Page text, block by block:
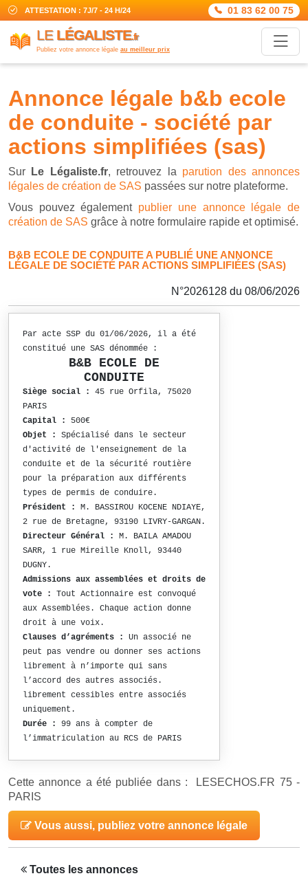
ATTESTATION : 7J/7 - 24 H/24 01 83 62 00 75
LE LÉGALISTE.fr
Publiez votre annonce légale au meilleur prix
annonce légale b&b ecole
de conduite - société par
actions simplifiées (sas)
Sur Le Légaliste.fr, retrouvez la parution des annonces
légales de création de SAS passées sur notre plateforme.
Vous pouvez également publier une annonce légale de
création de SAS grâce à notre formulaire rapide et optimisé.
B&B ECOLE DE CONDUITE A PUBLIÉ UNE ANNONCE
LÉGALE DE SOCIÉTÉ PAR ACTIONS SIMPLIFIÉES (SAS)
N°2026128 du 08/06/2026
Par acte SSP du 01/06/2026, il a été
constitué une SAS dénommée :
B&B ECOLE DE
CONDUITE
Siège social :
45 rue Orfila, 75020
PARIS
Capital :
500€
Objet :
Spécialisé dans le secteur
d'activité de l'enseignement de la
conduite et de la sécurité routière
pour la préparation aux différents
types de permis de conduire.
Président :
M. BASSIROU KOCENE NDIAYE,
2 rue de Bretagne, 93190 LIVRY-GARGAN.
Directeur Général :
M. BAILA AMADOU
SARR, 1 rue Mireille Knoll, 93440
DUGNY.
Admissions aux assemblées et droits de
vote : Tout Actionnaire est convoqué
aux Assemblées. Chaque action donne
droit à une voix.
Clauses d’agréments :
Un associé ne
peut pas vendre ou donner ses actions
librement à n’importe qui sans
l’accord des autres associés.
librement cessibles entre associés
uniquement.
Durée :
99 ans à compter de
l’immatriculation au RCS de PARIS
Cette annonce a été publiée dans : LESECHOS.FR 75 -
PARIS
Vous aussi, publiez votre annonce légale
Toutes les annonces